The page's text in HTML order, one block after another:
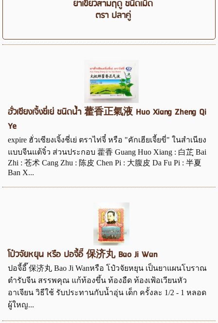
ยาเขียวสามฤดู ชนิดเม็ด
ตรา ปลาคู่
ฮั่วเซียงเจิ้งชี่เย่ ชนิดน้ำ 藿香正氣液 Huo Xiang Zheng Qi
Ye
expire ฮั่วเซียงเจิ้งชี่เย่ ตราไท่จี๋ หรือ "คักเฮียเจี้ยขี่" ในสำเนียง
แบบจีนแต้จิ๋ว ส่วนประกอบ 藿香 Guang Huo Xiang : 白芷ฺ Bai
Zhi : 苍术 Cang Zhu : 陈皮 Chen Pi : 大腹皮 Da Fu Pi : 半夏
Ban X...
โป๋วจัยหยุน หรือ ปอจี้อี๊ 保济丸 Bao Ji Wan
ปอจี้อี๊ 保济丸 Bao Ji Wanหรือ โป๋วจัยหยุน เป็นยาแผนโบราณ
ตำรับจีน สรรพคุณ แก้ท้องขึ้น ท้องอืด ท้องเฟ้อเวียนหัว
อาเจียน วิธีใช้ รับประทานกับน้ำอุ่น เด็ก ครั้งละ 1/2 - 1 หลอด
ผู้ใหญ...